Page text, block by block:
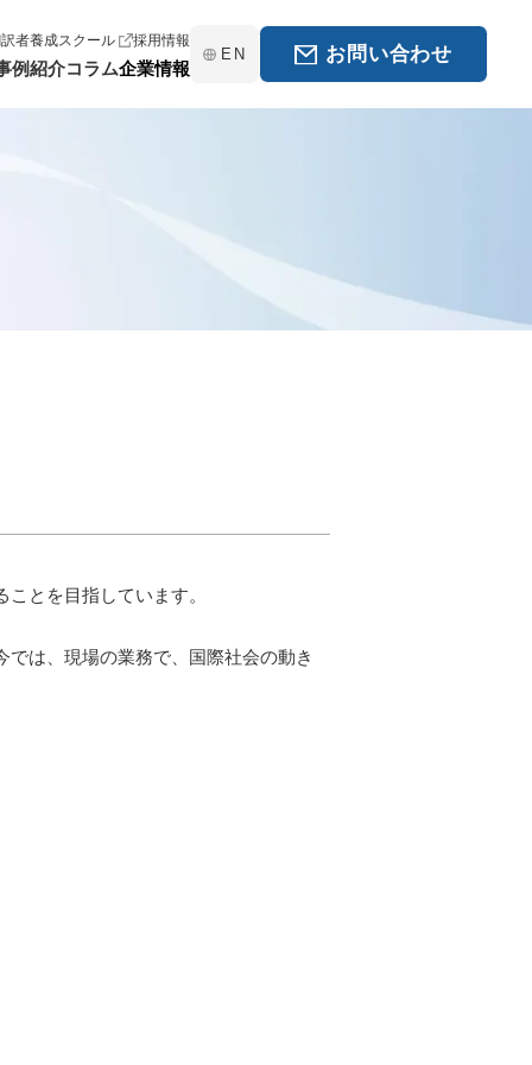
者養成スクール 採用情報
例紹介コラム企業情報
EN お問い合わせ
とを目指しています。
は、現場の業務で、国際社会の動き